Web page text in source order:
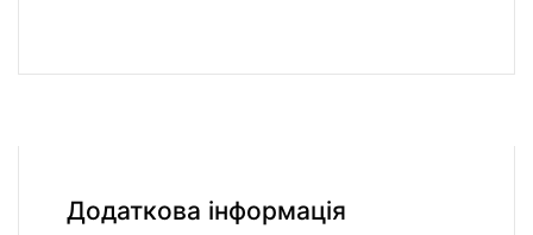
Додаткова інформація